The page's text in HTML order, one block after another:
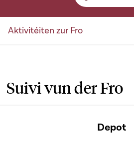
Aktivitéiten zur Fro
Suivi vun der Fro
Depot